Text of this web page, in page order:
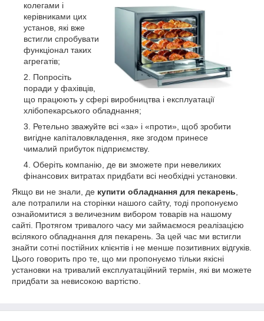
колегами і
керівниками цих
установ, які вже
встигли спробувати
функціонал таких
агрегатів;
Попросіть
поради у фахівців,
що працюють у сфері виробництва і експлуатації
хлібопекарського обладнання;
Ретельно зважуйте всі «за» і «проти», щоб зробити
вигідне капіталовкладення, яке згодом принесе
чималий прибуток підприємству.
Оберіть компанію, де ви зможете при невеликих
фінансових витратах придбати всі необхідні установки.
Якщо ви не знали, де купити обладнання для пекарень,
але потрапили на сторінки нашого сайту, тоді пропонуємо
ознайомитися з величезним вибором товарів на нашому
сайті. Протягом тривалого часу ми займаємося реалізацією
всілякого обладнання для пекарень. За цей час ми встигли
знайти сотні постійних клієнтів і не менше позитивних відгуків.
Цього говорить про те, що ми пропонуємо тільки якісні
установки на тривалий експлуатаційний термін, які ви можете
придбати за невисокою вартістю.